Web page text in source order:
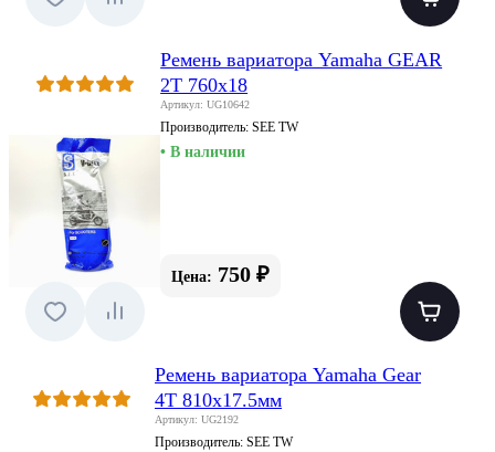
Ремень вариатора Yamaha GEAR
2T 760x18
Артикул: UG10642
Производитель:SEE TW
• В наличии
Цена: 750 ₽
Ремень вариатора Yamaha Gear
4T 810x17.5мм
Артикул: UG2192
Производитель:SEE TW